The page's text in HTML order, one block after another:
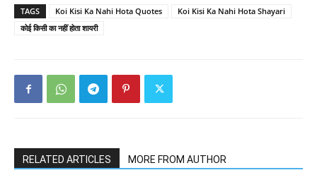
TAGS Koi Kisi Ka Nahi Hota Quotes
Koi Kisi Ka Nahi Hota Shayari
कोई किसी का नहीं होता शायरी
RELATED ARTICLES MORE FROM AUTHOR